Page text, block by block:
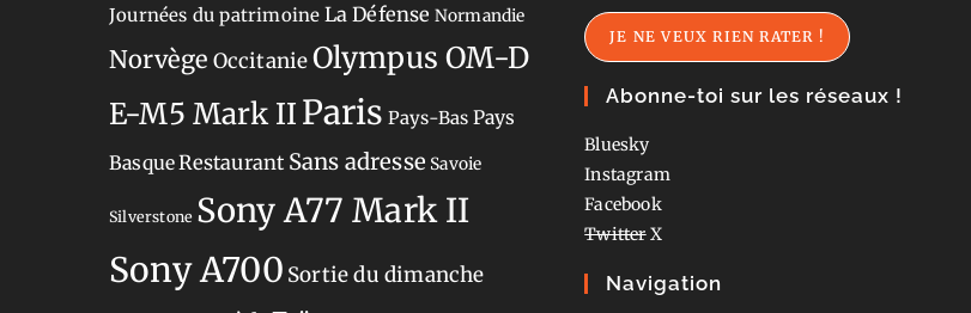
Journées du patrimoine La Défense Normandie
Norvège OccitanieOlympus OM-D
E-M5 Mark IIParis Pays-Bas Pays
BasqueRestaurant Sans adresse Savoie
Silverstone Sony A77 Mark II
Sony A700 Sortie du dimanche
mail
JE NE VEUX RIEN RATER !
Abonne-toi sur les réseaux !
Bluesky
Instagram
Facebook
TwitterX
Navigation